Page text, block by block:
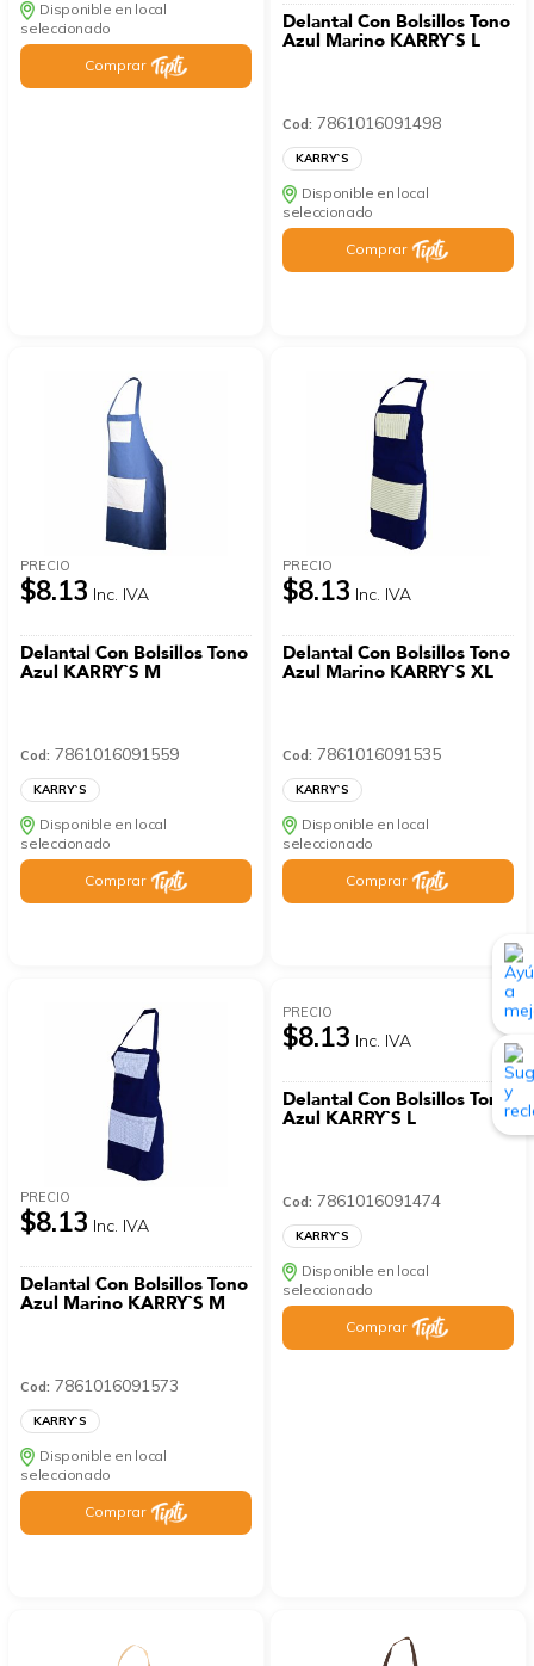
Disponible en local
seleccionado
Comprar
Delantal Con Bolsillos Tono
Azul Marino KARRY`S L
Cod: 7861016091498
KARRY`S
Disponible en local
seleccionado
Comprar
PRECIO
$8.13 Inc. IVA
Delantal Con Bolsillos Tono
Azul KARRY`S M
Cod: 7861016091559
KARRY`S
Disponible en local
seleccionado
Comprar
PRECIO
$8.13 Inc. IVA
Delantal Con Bolsillos Tono
Azul Marino KARRY`S XL
Cod: 7861016091535
KARRY`S
Disponible en local
seleccionado
Comprar
PRECIO
$8.13 Inc. IVA
Delantal Con Bolsillos Tono
Azul Marino KARRY`S M
Cod: 7861016091573
KARRY`S
Disponible en local
seleccionado
Comprar
PRECIO
$8.13 Inc. IVA
Delantal Con Bolsillos Tono
Azul KARRY`S L
Cod: 7861016091474
KARRY`S
Disponible en local
seleccionado
Comprar